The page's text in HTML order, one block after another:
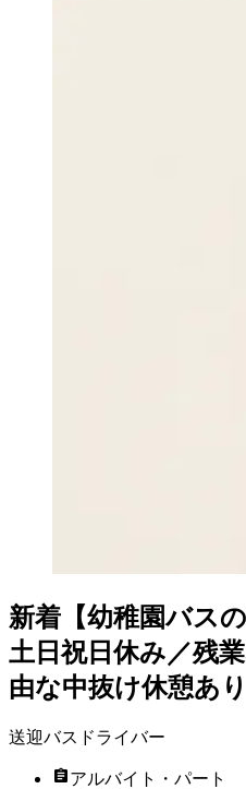
新着 【幼稚園バス
土日祝日休み／残
由な中抜け休憩あり
送迎バスドライバー
アルバイト・パート